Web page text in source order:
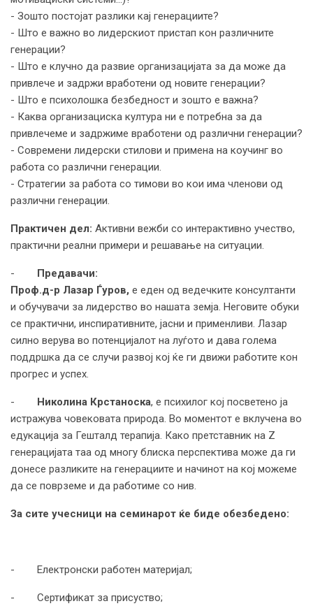
- Зошто постојат разлики кај генерациите?
- Што е важно во лидерскиот пристап кон различните
генерации?
- Што е клучно да развие организацијата за да може да
привлече и задржи вработени од новите генерации?
- Што е психолошка безбедност и зошто е важна?
- Каква организациска култура ни е потребна за да
привлечеме и задржиме вработени од различни генерации?
- Современи лидерски стилови и примена на коучинг во
работа со различни генерации.
- Стратегии за работа со тимови во кои има членови од
различни генерации.
Практичен дел: Активни вежби со интерактивно учество,
практични реални примери и решавање на ситуации.
- Предавачи:
Проф.д-р Лазар Ѓуров, е еден од ведечките консултанти
и обучувачи за лидерство во нашата земја. Неговите обуки
се практични, инспиративните, јасни и применливи. Лазар
силно верува во потенцијалот на луѓото и дава голема
поддршка да се случи развој кој ќе ги движи работите кон
прогрес и успех.
- Николина Крстаноска, е психилог кој посветено ја
истражува човековата природа. Во моментот е вклучена во
едукација за Гешталд терапија. Како претставник на Z
генерацијата таа од многу блиска перспектива може да ги
донесе разликите на генерациите и начинот на кој можеме
да се поврземе и да работиме со нив.
За сите учесници на семинарот ќе биде обезбедено:
- Електронски работен материјал;
- Сертификат за присуство;